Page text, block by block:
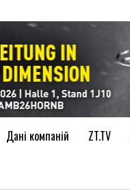
Дані компаній ZT.TV